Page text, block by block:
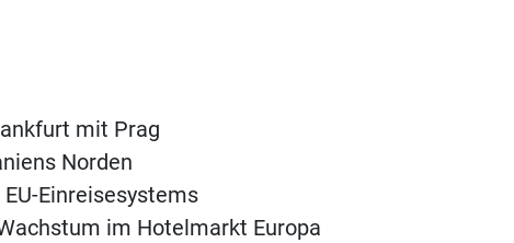
mit Prag
Norden
Einreisesystems
im Hotelmarkt Europa